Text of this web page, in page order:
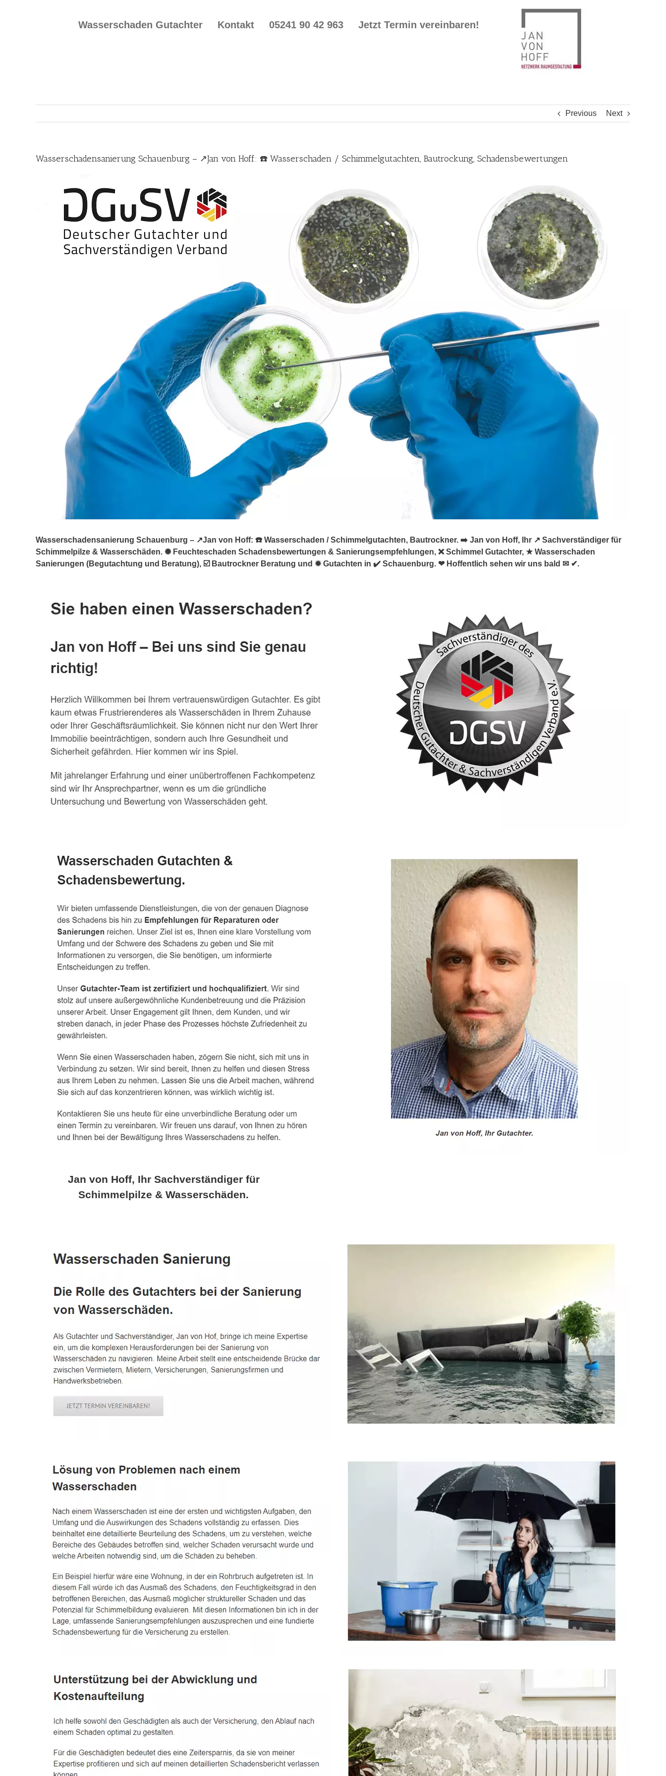
Wasserschaden Gutachter Kontakt 05241 90 42 963 Jetzt Termin vereinbaren!
Previous Next
Wasserschadensanierung Schauenburg – ↗️Jan von Hoff: ☎️ Wasserschaden / Schimmelgutachten, Bautrockung, Schadensbewertungen
Wasserschadensanierung Schauenburg – ↗️Jan von Hoff: ☎️ Wasserschaden / Schimmelgutachten, Bautrockner. ➡️ Jan von Hoff, Ihr ↗️ Sachverständiger für
Schimmelpilze & Wasserschäden. ✺ Feuchteschaden Schadensbewertungen & Sanierungsempfehlungen, ❌ Schimmel Gutachter, ★ Wasserschaden
Sanierungen (Begutachtung und Beratung), ☑️ Bautrockner Beratung und ✹ Gutachten in ✔️ Schauenburg. ❤ Hoffentlich sehen wir uns bald ✉ ✔.
Jan von Hoff, Ihr Sachverständiger für
Schimmelpilze & Wasserschäden.